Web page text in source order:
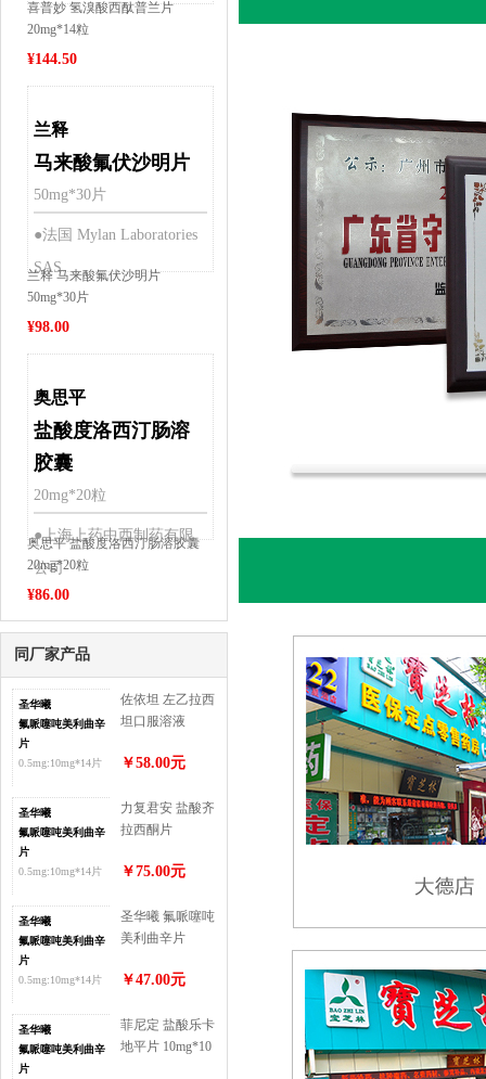
喜普妙 氢溴酸西酞普兰片
20mg*14粒
¥144.50
兰释
马来酸氟伏沙明片
50mg*30片
●法国 Mylan Laboratories
SAS
兰释 马来酸氟伏沙明片
50mg*30片
¥98.00
奥思平
盐酸度洛西汀肠溶
胶囊
20mg*20粒
●上海上药中西制药有限
公司
奥思平 盐酸度洛西汀肠溶胶囊
20mg*20粒
¥86.00
同厂家产品
圣华曦
氟哌噻吨美利曲辛
片
0.5mg:10mg*14片
佐依坦 左乙拉西
坦口服溶液
盒
￥58.00元
圣华曦
氟哌噻吨美利曲辛
片
0.5mg:10mg*14片
力复君安 盐酸齐
拉西酮片
￥75.00元
圣华曦
氟哌噻吨美利曲辛
片
0.5mg:10mg*14片
圣华曦 氟哌噻吨
美利曲辛片
片
￥47.00元
圣华曦
氟哌噻吨美利曲辛
片
菲尼定 盐酸乐卡
地平片 10mg*10